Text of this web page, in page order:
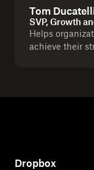
Tom
SVP, Growth
Helps
achieve their
Dropbox